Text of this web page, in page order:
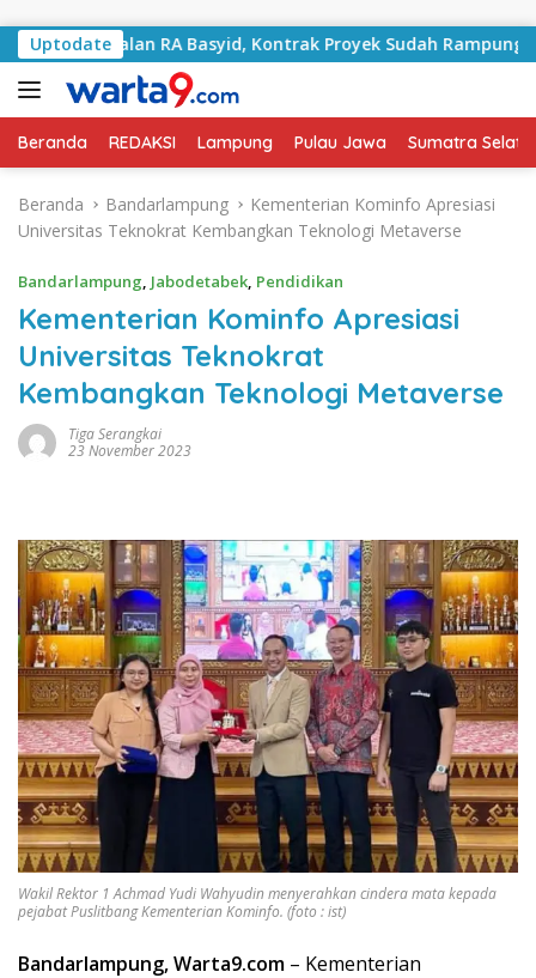
Uptodate
Jalan RA Basyid, Kontrak Proyek Sudah Rampung
Beranda REDAKSI Lampung Pulau Jawa Sumatra
Beranda Bandarlampung
Kementerian Kominfo Apresiasi
Universitas Teknokrat Kembangkan Teknologi Metaverse
Bandarlampung, Jabodetabek, Pendidikan
Kementerian Kominfo Apresiasi
Universitas Teknokrat
Kembangkan Teknologi Metaverse
Tiga Serangkai
23 November 2023
Wakil Rektor 1 Achmad Yudi Wahyudin menyerahkan cindera mata kepada
pejabat Puslitbang Kementerian Kominfo. (foto : ist)
Bandarlampung, Warta9.com – Kementerian